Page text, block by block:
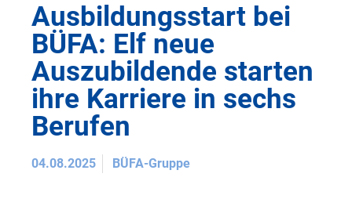
Ausbildungsstart bei
BÜFA: Elf neue
Auszubildende starten
ihre Karriere in sechs
Berufen
04.08.2025 BÜFA-Gruppe